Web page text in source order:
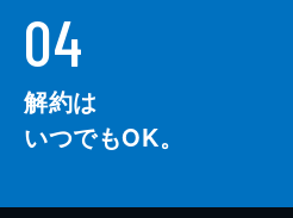
04
解約は
いつでもOK。